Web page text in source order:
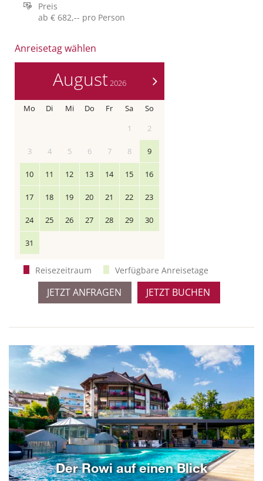
Preis
ab € 682,-- pro Person
Anreisetag wählen
>
August2026
Mo Di Mi Do Fr Sa
So
1
2
3 4 5 6 7 8 9
10 11 12 13 14 15 16
17 18 19 20 21 22 23
24 25 26 27 28 29 30
31
Reisezeitraum Verfügbare Anreisetage
JETZT BUCHEN
JETZT ANFRAGEN
Der Rowi auf einen Blick